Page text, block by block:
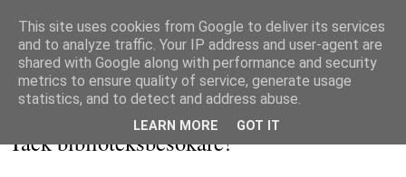
Tack biblioteksbesökare!
This site uses cookies from Google to deliver its services
and to analyze traffic. Your IP address and user-agent are
shared with Google along with performance and security
metrics to ensure quality of service, generate usage
statistics, and to detect and address abuse.
LEARN MORE GOT IT